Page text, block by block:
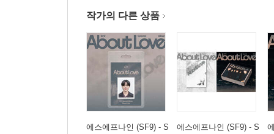
작가의 다른 상품
에스에프나인 (SF9) - S
에스에프나인 (SF9) - S